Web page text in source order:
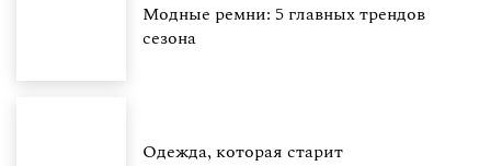
Модные ремни: 5 главных трендов
сезона
Одежда, которая старит